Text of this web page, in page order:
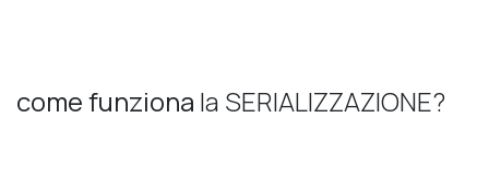
come funziona la SERIALIZZAZIONE?